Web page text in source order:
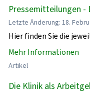
Pressemitteilungen -
Letzte Änderung: 18.
Hier finden Sie die
Mehr Informationen
Artikel
Die Klinik als